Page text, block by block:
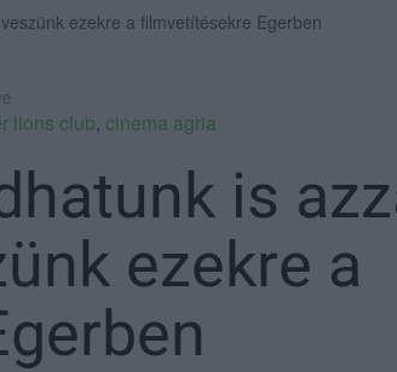
ezekre a filmvetítésekre Egerben
lions club, cinema agria
is
ezekre a